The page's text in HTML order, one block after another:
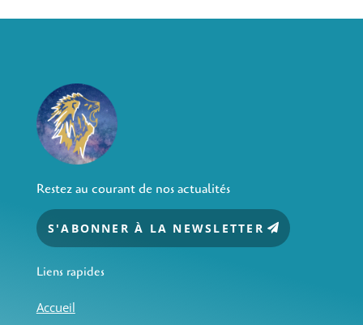
Restez au courant de nos actualités
S'ABONNER À LA NEWSLETTER
Liens rapides
Accueil